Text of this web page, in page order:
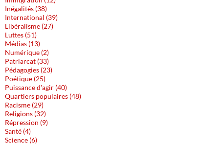
Inégalités (38)
International (39)
Libéralisme (27)
Luttes (51)
Médias (13)
Numérique (2)
Patriarcat (33)
Pédagogies (23)
Poétique (25)
Puissance d'agir (40)
Quartiers populaires (48)
Racisme (29)
Religions (32)
Répression (9)
Santé (4)
Science (6)